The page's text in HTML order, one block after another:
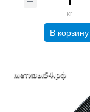
кг
В корзину